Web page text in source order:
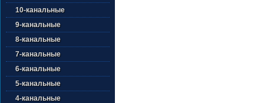
10-канальные
9-канальные
8-канальные
7-канальные
6-канальные
5-канальные
4-канальные